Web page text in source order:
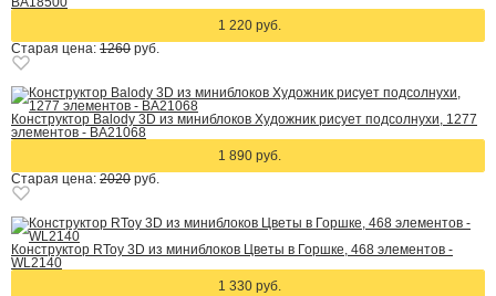
1 220 руб.
Старая цена: 1260 руб.
Конструктор Balody 3D из миниблоков Художник рисует подсолнухи, 1277
элементов - BA21068
1 890 руб.
Старая цена: 2020 руб.
Конструктор RToy 3D из миниблоков Цветы в Горшке, 468 элементов -
WL2140
1 330 руб.